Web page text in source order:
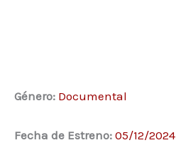
Género: Documental
Fecha de Estreno: 05/12/2024